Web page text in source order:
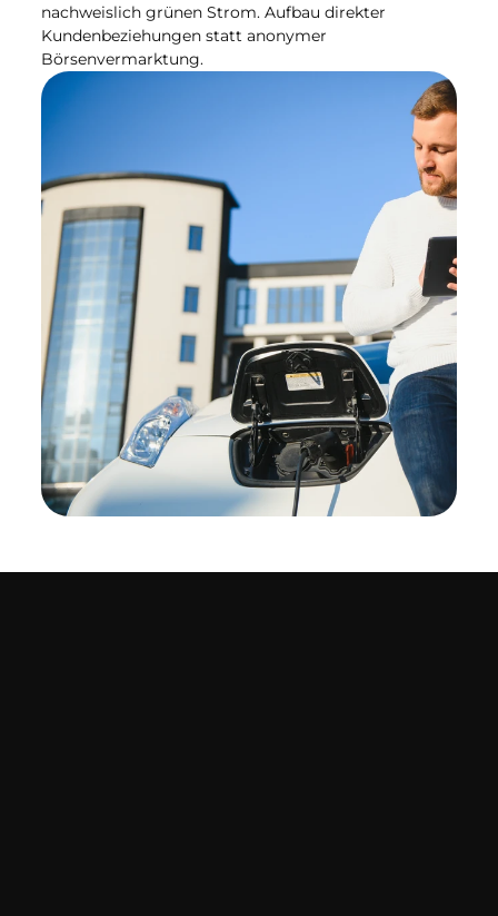
nachweislich grünen Strom. Aufbau direkter
Kundenbeziehungen statt anonymer
Börsenvermarktung.